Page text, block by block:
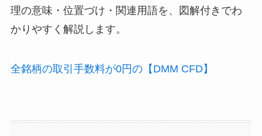
理の意味・位置づけ・関連用語を、図解付きでわ
かりやすく解説します。
全銘柄の取引手数料が0円の【DMM CFD】